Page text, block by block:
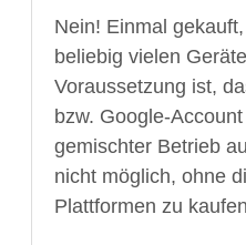
Nein! Einmal
beliebig vielen
Voraussetzung ist,
bzw. Google-
gemischter Betrieb
nicht möglich, ohne
Plattformen zu